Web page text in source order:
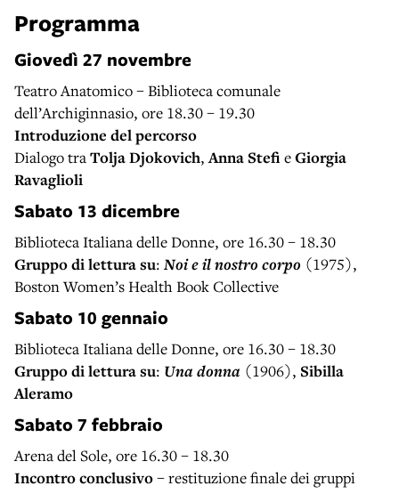
Programma
Giovedì 27 novembre
Teatro Anatomico – Biblioteca comunale
dell’Archiginnasio, ore 18.30 – 19.30
Introduzione del percorso
Dialogo traTolja Djokovich,Anna StefieGiorgia
Ravaglioli
Sabato 13 dicembre
Biblioteca Italiana delle Donne, ore 16.30 – 18.30
Gruppo di lettura su: Noi e il nostro corpo (1975),
Boston Women’s Health Book Collective
Sabato 10 gennaio
Biblioteca Italiana delle Donne, ore 16.30 – 18.30
Gruppo di lettura su: Una donna (1906), Sibilla
Aleramo
Sabato 7 febbraio
Arena del Sole, ore 16.30 – 18.30
Incontro conclusivo– restituzione finale dei gruppi